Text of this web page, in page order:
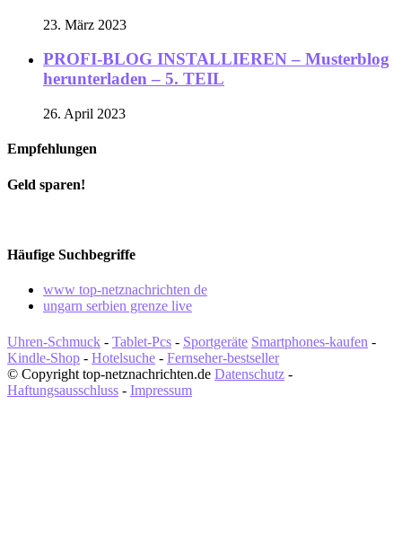
23. März 2023
PROFI-BLOG INSTALLIEREN – Musterblog
herunterladen – 5. TEIL
26. April 2023
Empfehlungen
Geld sparen!
Häufige Suchbegriffe
www top-netznachrichten de
ungarn serbien grenze live
Uhren-Schmuck - Tablet-Pcs - Sportgeräte Smartphones-kaufen -
Kindle-Shop - Hotelsuche - Fernseher-bestseller
© Copyright top-netznachrichten.de Datenschutz -
Haftungsausschluss - Impressum